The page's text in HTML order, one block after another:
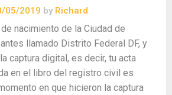
05/2019 by Richard
nacimiento de la Ciudad de
llamado Distrito Federal DF, y
captura digital, es decir, tu acta
en el libro del registro civil es
en que hicieron la captura